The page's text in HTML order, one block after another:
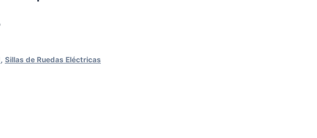
Sillas de Ruedas Eléctricas